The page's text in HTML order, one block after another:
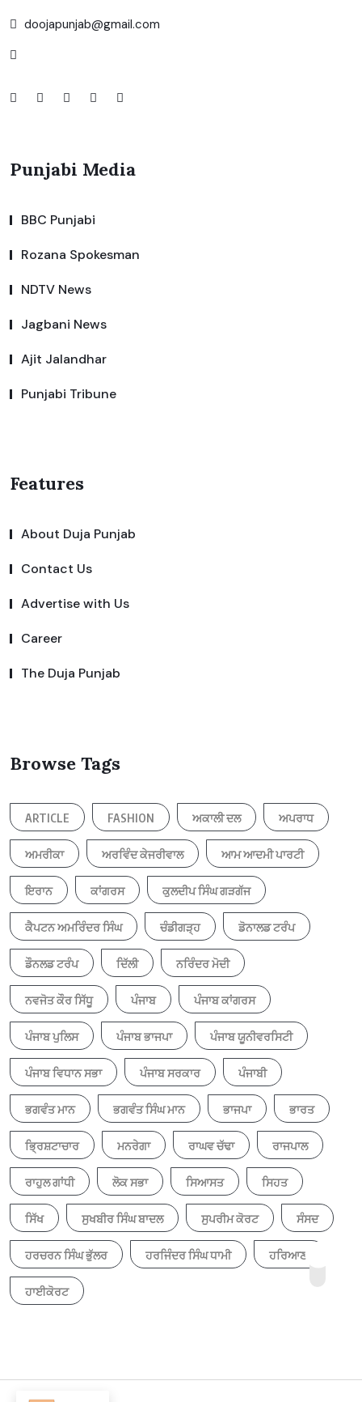
doojapunjab@gmail.com
Punjabi Media
BBC Punjabi
Rozana Spokesman
NDTV News
Jagbani News
Ajit Jalandhar
Punjabi Tribune
Features
About Duja Punjab
Contact Us
Advertise with Us
Career
The Duja Punjab
Browse Tags
ARTICLE FASHION ਅਕਾਲੀ ਦਲ ਅਪਰਾਧ
ਅਮਰੀਕਾ ਅਰਵਿੰਦ ਕੇਜਰੀਵਾਲ ਆਮ ਆਦਮੀ ਪਾਰਟੀ
ਇਰਾਨ ਕਾਂਗਰਸ ਕੁਲਦੀਪ ਸਿੰਘ ਗੜਗੱਜ
ਕੈਪਟਨ ਅਮਰਿੰਦਰ ਸਿੰਘ ਚੰਡੀਗੜ੍ਹ ਡੋਨਾਲਡ ਟਰੰਪ
ਡੌਨਲਡ ਟਰੰਪ ਦਿੱਲੀ ਨਰਿੰਦਰ ਮੋਦੀ
ਨਵਜੋਤ ਕੌਰ ਸਿੱਧੂ ਪੰਜਾਬ ਪੰਜਾਬ ਕਾਂਗਰਸ
ਪੰਜਾਬ ਪੁਲਿਸ ਪੰਜਾਬ ਭਾਜਪਾ ਪੰਜਾਬ ਯੂਨੀਵਰਸਿਟੀ
ਪੰਜਾਬ ਵਿਧਾਨ ਸਭਾ ਪੰਜਾਬ ਸਰਕਾਰ ਪੰਜਾਬੀ
ਭਗਵੰਤ ਮਾਨ ਭਗਵੰਤ ਸਿੰਘ ਮਾਨ ਭਾਜਪਾ ਭਾਰਤ
ਭ੍ਰਿਸ਼ਟਾਚਾਰ ਮਨਰੇਗਾ ਰਾਘਵ ਚੱਢਾ ਰਾਜਪਾਲ
ਰਾਹੁਲ ਗਾਂਧੀ ਲੋਕ ਸਭਾ ਸਿਆਸਤ ਸਿਹਤ
ਸਿੱਖ ਸੁਖਬੀਰ ਸਿੰਘ ਬਾਦਲ ਸੁਪਰੀਮ ਕੋਰਟ ਸੰਸਦ
ਹਰਚਰਨ ਸਿੰਘ ਭੁੱਲਰ ਹਰਜਿੰਦਰ ਸਿੰਘ ਧਾਮੀ ਹਰਿਆਣਾ
ਹਾਈਕੋਰਟ